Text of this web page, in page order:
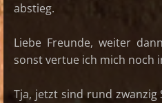
abstieg.
Liebe Freunde, weiter
sonst vertue ich mich noch
Tja, jetzt sind rund